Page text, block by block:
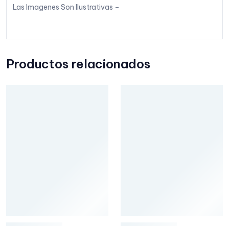
Las Imagenes Son Ilustrativas –
Productos relacionados